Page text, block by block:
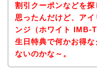
割引クーポンなどを
思ったんだけど、ア
ンジ（ホワイト IMB-
生日特典で何かお得な
ないのかな～。